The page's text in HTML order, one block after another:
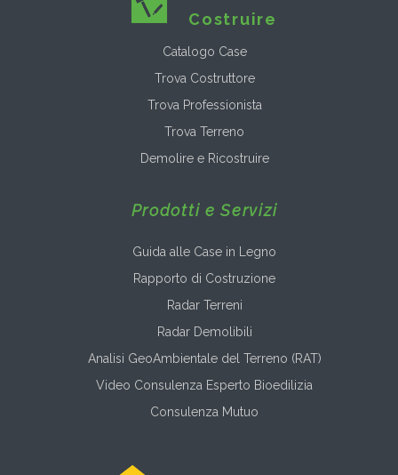
Costruire
Catalogo Case
Trova Costruttore
Trova Professionista
Trova Terreno
Demolire e Ricostruire
Prodotti e Servizi
Guida alle Case in Legno
Rapporto di Costruzione
Radar Terreni
Radar Demolibili
Analisi GeoAmbientale del Terreno (RAT)
Video Consulenza Esperto Bioedilizia
Consulenza Mutuo